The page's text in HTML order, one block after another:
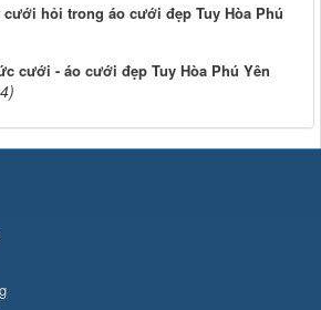
cưới hỏi trong áo cưới đẹp Tuy Hòa Phú
cưới - áo cưới đẹp Tuy Hòa Phú Yên